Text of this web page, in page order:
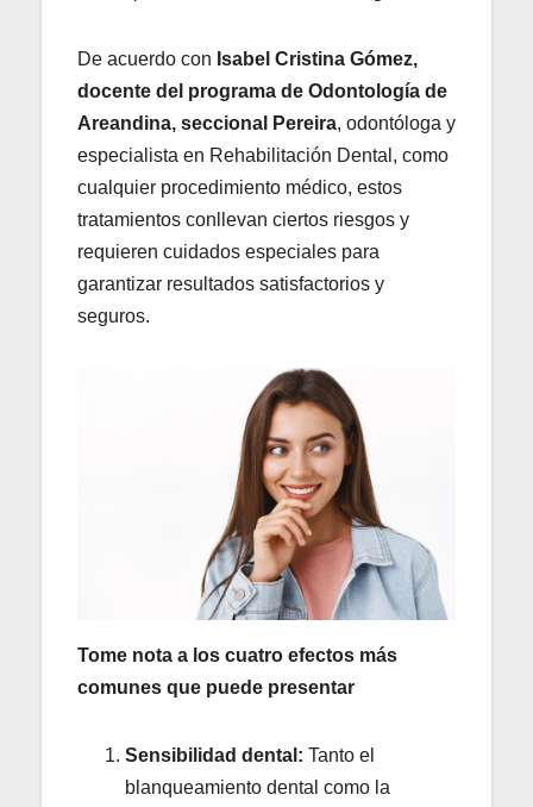
De acuerdo con Isabel Cristina Gómez,
docente del programa de Odontología de
Areandina, seccional Pereira, odontóloga y
especialista en Rehabilitación Dental, como
cualquier procedimiento médico, estos
tratamientos conllevan ciertos riesgos y
requieren cuidados especiales para
garantizar resultados satisfactorios y
seguros.
Tome nota a los cuatro efectos más
comunes que puede presentar
Sensibilidad dental: Tanto el
blanqueamiento dental como la